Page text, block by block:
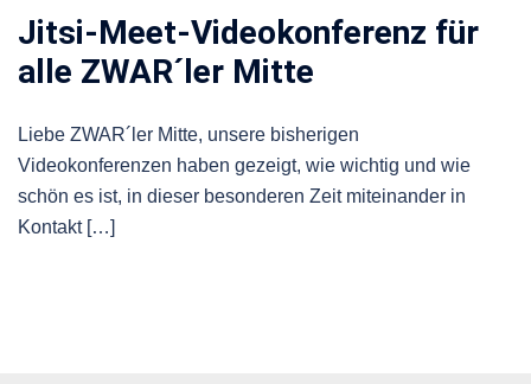
Jitsi-Meet-Videokonferenz für
alle ZWAR´ler Mitte
Liebe ZWAR´ler Mitte, unsere bisherigen
Videokonferenzen haben gezeigt, wie wichtig und wie
schön es ist, in dieser besonderen Zeit miteinander in
Kontakt […]